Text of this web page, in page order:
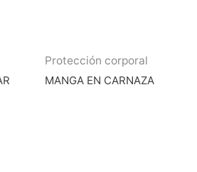
Protección corporal
MANGA EN CARNAZA